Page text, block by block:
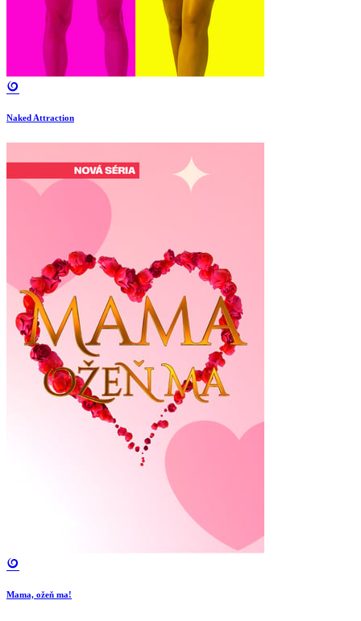
Naked Attraction
Mama, ožeň ma!